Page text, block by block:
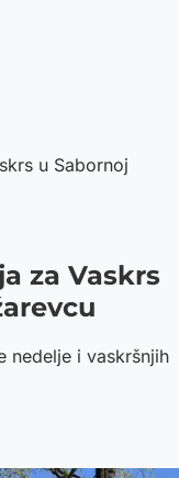
u Sabornoj
za Vaskrs
nedelje i vaskršnjih